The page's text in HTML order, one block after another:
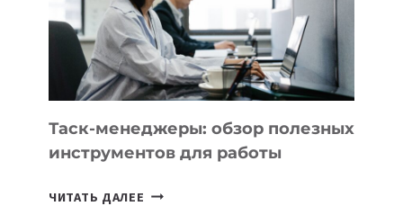
ИСКУССТВЕННОМУ
ИНТЕЛЛЕКТУ
Таск-менеджеры: обзор полезных
инструментов для работы
ЧИТАТЬ ДАЛЕЕ ТАСК-